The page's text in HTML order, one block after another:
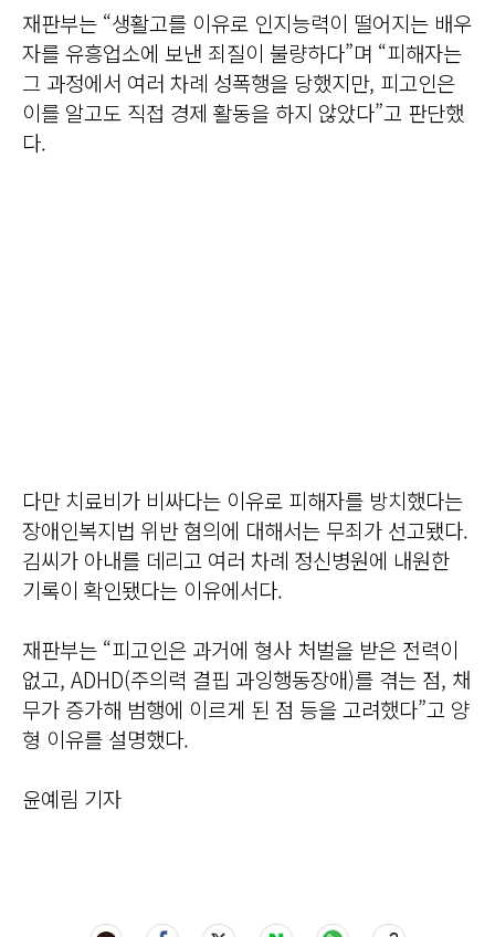
재판부는 “생활고를 이유로 인지능력이 떨어지는 배우
자를 유흥업소에 보낸 죄질이 불량하다”며 “피해자는
그 과정에서 여러 차례 성폭행을 당했지만, 피고인은
이를 알고도 직접 경제 활동을 하지 않았다”고 판단했
다.
다만 치료비가 비싸다는 이유로 피해자를 방치했다는
장애인복지법 위반 혐의에 대해서는 무죄가 선고됐다.
김씨가 아내를 데리고 여러 차례 정신병원에 내원한
기록이 확인됐다는 이유에서다.
재판부는 “피고인은 과거에 형사 처벌을 받은 전력이
없고, ADHD(주의력 결핍 과잉행동장애)를 겪는 점, 채
무가 증가해 범행에 이르게 된 점 등을 고려했다”고 양
형 이유를 설명했다.
윤예림 기자